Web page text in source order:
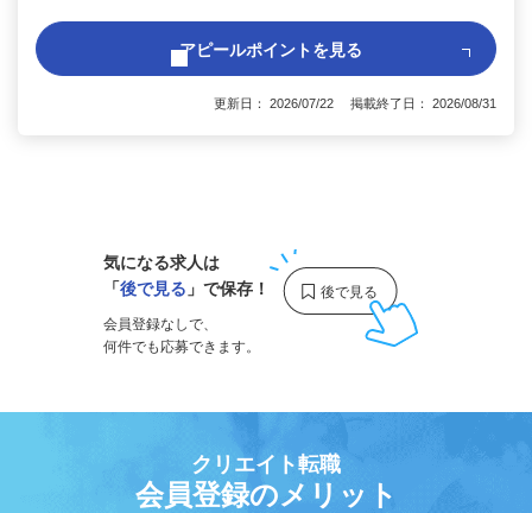
アピールポイントを見る
更新日： 2026/07/22 掲載終了日： 2026/08/31
気になる求人は
「後で見る 」で保存！
会員登録なしで、
何件でも応募できます。
クリエイト転職
会員登録のメリット